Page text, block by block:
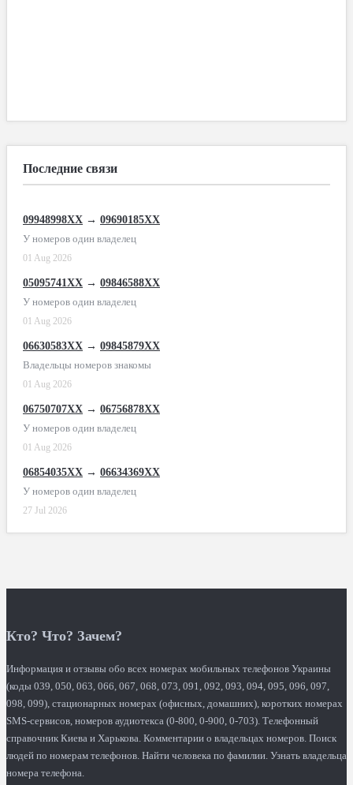
Последние связи
09948998XX → 09690185XX
У номеров один владелец
01 Aug 2026
05095741XX → 09846588XX
У номеров один владелец
01 Aug 2026
06630583XX → 09845879XX
Владельцы номеров знакомы
01 Aug 2026
06750707XX → 06756878XX
У номеров один владелец
01 Aug 2026
06854035XX → 06634369XX
У номеров один владелец
27 Jul 2026
Кто? Что? Зачем?
Информация и отзывы обо всех номерах мобильных телефонов Украины
(коды 039, 050, 063, 066, 067, 068, 073, 091, 092, 093, 094, 095, 096, 097,
098, 099), стационарных номерах (офисных, домашних), коротких номерах
SMS-сервисов, номеров аудиотекса (0-800, 0-900, 0-703). Телефонный
справочник Киева и Харькова. Комментарии о владельцах номеров. Поиск
людей по номерам телефонов. Найти человека по фамилии. Узнать владельца
номера телефона.